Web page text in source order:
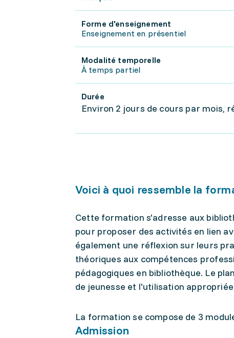
Forme d'enseignement
Enseignement en présentiel
Modalité temporelle
À temps partiel
Durée
Environ 2 jours de cours par mois,
Voici à quoi ressemble la
Cette formation s'adresse aux
pour proposer des activités en lien
également une réflexion sur leurs
théoriques aux compétences
pédagogiques en bibliothèque. Le
de jeunesse et l'utilisation
La formation se compose de 3
Admission